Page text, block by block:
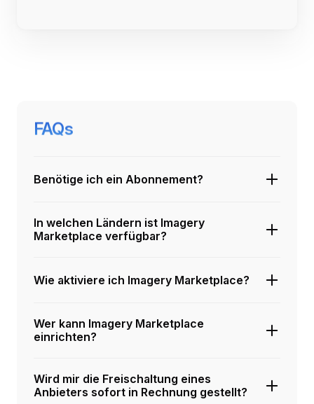
FAQs
Benötige ich ein Abonnement?
In welchen Ländern ist Imagery
Marketplace verfügbar?
Wie aktiviere ich Imagery Marketplace?
Wer kann Imagery Marketplace
einrichten?
Wird mir die Freischaltung eines
Anbieters sofort in Rechnung gestellt?